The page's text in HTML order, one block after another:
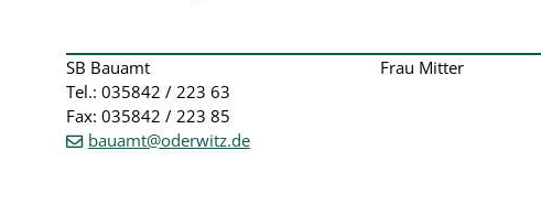
SB Bauamt
Tel.: 035842 / 223 63
Fax: 035842 / 223 85
bauamt@oderwitz.de
Frau Mitter